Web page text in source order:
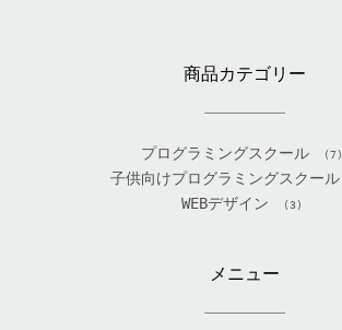
商品カテゴリー
プログラミングスクール (7)
子供向けプログラミングスクール
WEBデザイン (3)
メニュー